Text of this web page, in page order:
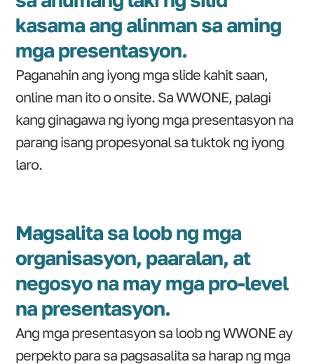
kasama ang alinman sa aming
mga presentasyon.
Paganahin ang iyong mga slide kahit saan,
online man ito o onsite. Sa WWONE, palagi
kang ginagawa ng iyong mga presentasyon na
parang isang propesyonal sa tuktok ng iyong
laro.
Magsalita sa loob ng mga
organisasyon, paaralan, at
negosyo na may mga pro-level
na presentasyon.
Ang mga presentasyon sa loob ng WWONE ay
perpekto para sa pagsasalita sa harap ng mga